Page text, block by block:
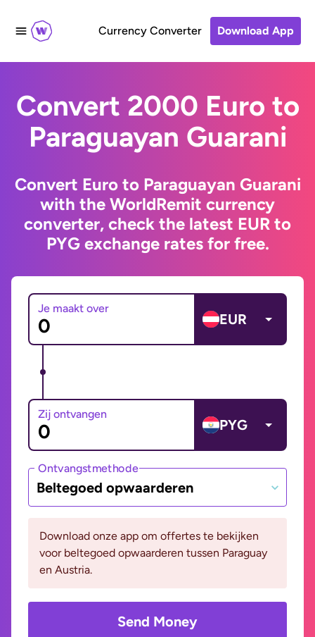
Currency Converter Download App
Convert 2000 Euro to
Paraguayan Guarani
Convert Euro to Paraguayan Guarani
with the WorldRemit currency
converter, check the latest EUR to
PYG exchange rates for free.
Je maakt over
EUR
Zij ontvangen
PYG
Ontvangstmethode
Beltegoed opwaarderen
Download onze app om offertes te bekijken
voor beltegoed opwaarderen tussen Paraguay
en Austria.
Send Money